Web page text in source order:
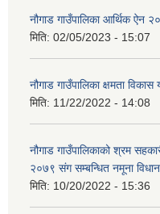
नौगाड गाउँपालिका आर्थिक ऐन
मिति: 02/05/2023 - 15:07
नौगाड गाउँपालिका क्षमता
मिति: 11/22/2022 - 14:08
नौगाड गाउँपालिकाको श्रम
२०७९ संग सम्बन्धित नमूना विधान
मिति: 10/20/2022 - 15:36